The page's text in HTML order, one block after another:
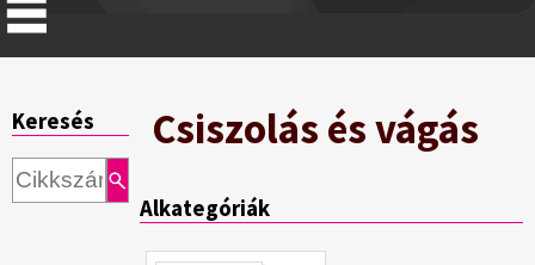
Keresés Csiszolás és vágás
Alkategóriák